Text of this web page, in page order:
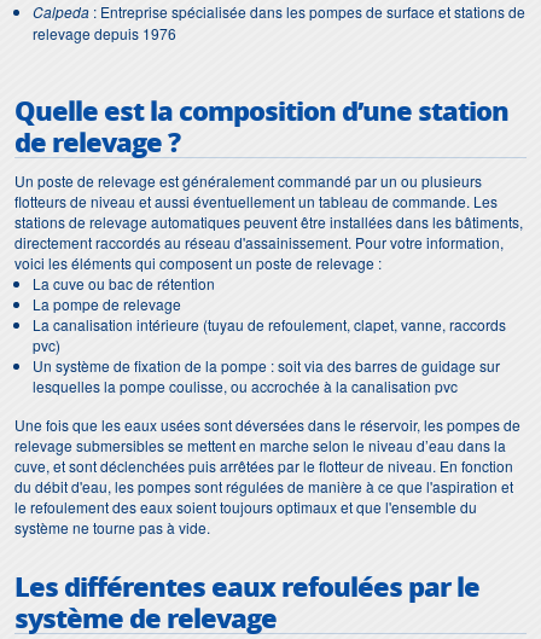
Calpeda : Entreprise spécialisée dans les pompes de surface et stations de
relevage depuis 1976
Quelle est la composition d’une station
de relevage ?
Un poste de relevage est généralement commandé par un ou plusieurs
flotteurs de niveau et aussi éventuellement un tableau de commande. Les
stations de relevage automatiques peuvent être installées dans les bâtiments,
directement raccordés au réseau d'assainissement. Pour votre information,
voici les éléments qui composent un poste de relevage :
La cuve ou bac de rétention
La pompe de relevage
La canalisation intérieure (tuyau de refoulement, clapet, vanne, raccords
pvc)
Un système de fixation de la pompe : soit via des barres de guidage sur
lesquelles la pompe coulisse, ou accrochée à la canalisation pvc
Une fois que les eaux usées sont déversées dans le réservoir, les pompes de
relevage submersibles se mettent en marche selon le niveau d’eau dans la
cuve, et sont déclenchées puis arrêtées par le flotteur de niveau. En fonction
du débit d'eau, les pompes sont régulées de manière à ce que l'aspiration et
le refoulement des eaux soient toujours optimaux et que l'ensemble du
système ne tourne pas à vide.
Les différentes eaux refoulées par le
système de relevage